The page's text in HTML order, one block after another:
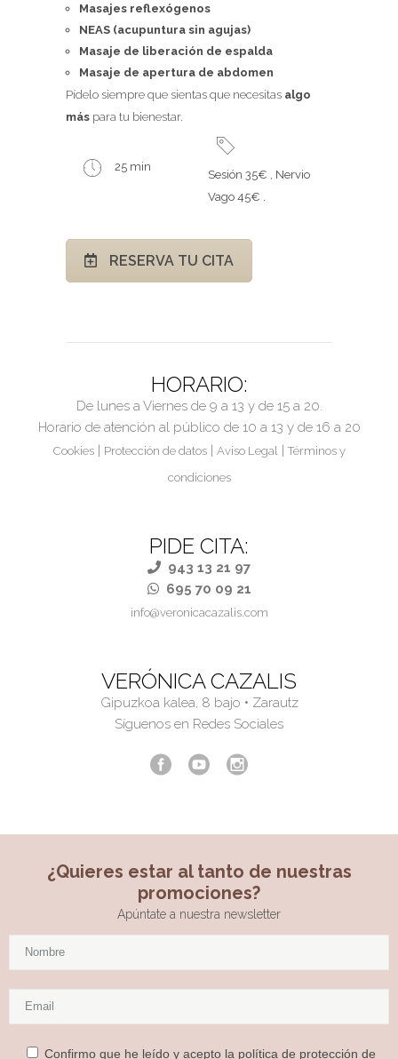
Masajes reflexógenos
NEAS (acupuntura sin agujas)
Masaje de liberación de espalda
Masaje de apertura de abdomen
Pídelo siempre que sientas que necesitas algo
más para tu bienestar.
25 min
Sesión 35€ , Nervio
Vago 45€ .
RESERVA TU CITA
HORARIO:
De lunes a Viernes de 9 a 13 y de 15 a 20.
Horario de atención al público de 10 a 13 y de 16 a 20
Cookies| Protección de datos| Aviso Legal| Términos y
condiciones
PIDE CITA:
943 13 21 97
695 70 09 21
info@veronicacazalis.com
VERÓNICA CAZALIS
Gipuzkoa kalea, 8 bajo • Zarautz
Síguenos en Redes Sociales
¿Quieres estar al tanto de nuestras
promociones?
Apúntate a nuestra newsletter
Confirmo que he leído y acepto la política de protección de